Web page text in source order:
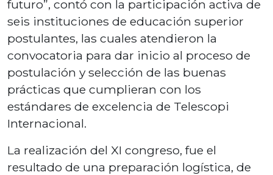
futuro”, contó con la participación activa de
seis instituciones de educación superior
postulantes, las cuales atendieron la
convocatoria para dar inicio al proceso de
postulación y selección de las buenas
prácticas que cumplieran con los
estándares de excelencia de Telescopi
Internacional.
La realización del XI congreso, fue el
resultado de una preparación logística, de